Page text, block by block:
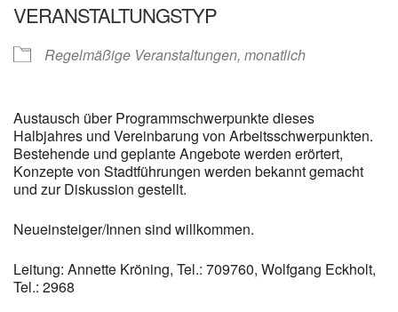
VERANSTALTUNGSTYP
Regelmäßige Veranstaltungen, monatlich
Austausch über Programmschwerpunkte dieses
Halbjahres und Vereinbarung von Arbeitsschwerpunkten.
Bestehende und geplante Angebote werden erörtert,
Konzepte von Stadtführungen werden bekannt gemacht
und zur Diskussion gestellt.
Neueinsteiger/Innen sind willkommen.
Leitung: Annette Kröning, Tel.: 709760, Wolfgang Eckholt,
Tel.: 2968